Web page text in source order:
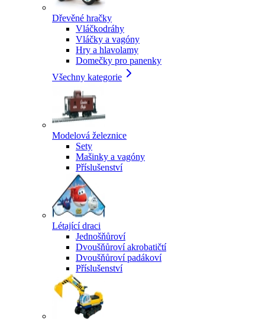
Dřevěné hračky
Vláčkodráhy
Vláčky a vagóny
Hry a hlavolamy
Domečky pro panenky
Všechny kategorie
Modelová železnice
Sety
Mašinky a vagóny
Příslušenství
Létající draci
Jednošňůroví
Dvoušňůroví akrobatičtí
Dvoušňůroví padákoví
Příslušenství